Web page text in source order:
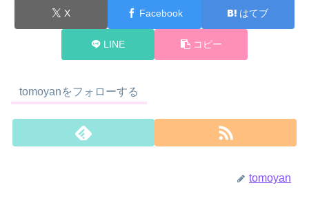
X Facebook はてブ
LINE コピー
tomoyanをフォローする
tomoyan